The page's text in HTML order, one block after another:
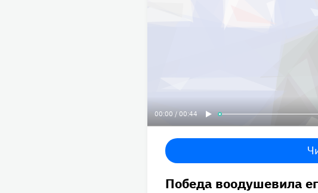
00:00 / 00:44
Победа воодушевила